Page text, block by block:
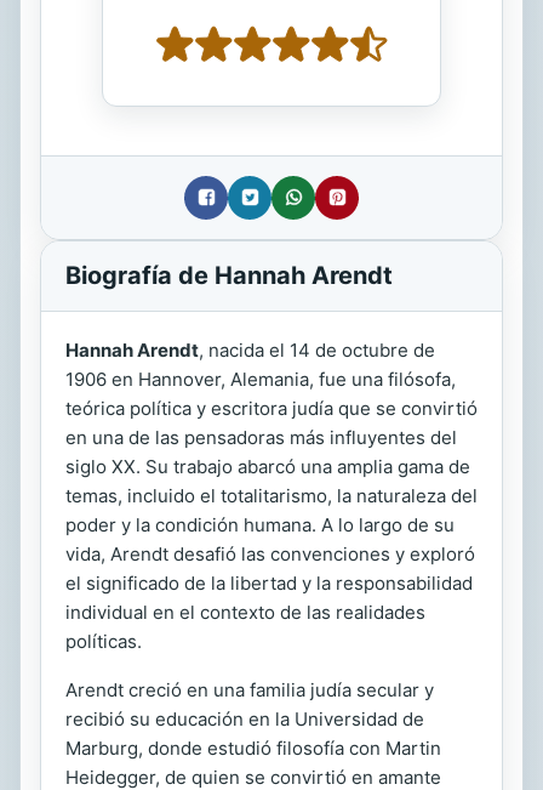
Biografía de Hannah Arendt
Hannah Arendt, nacida el 14 de octubre de
1906 en Hannover, Alemania, fue una filósofa,
teórica política y escritora judía que se convirtió
en una de las pensadoras más influyentes del
siglo XX. Su trabajo abarcó una amplia gama de
temas, incluido el totalitarismo, la naturaleza del
poder y la condición humana. A lo largo de su
vida, Arendt desafió las convenciones y exploró
el significado de la libertad y la responsabilidad
individual en el contexto de las realidades
políticas.
Arendt creció en una familia judía secular y
recibió su educación en la Universidad de
Marburg, donde estudió filosofía con Martin
Heidegger, de quien se convirtió en amante